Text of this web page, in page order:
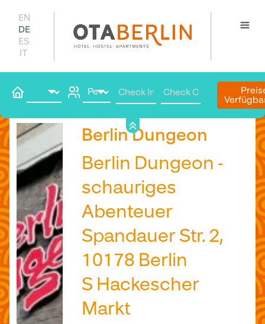
EN
DE
ES
IT
Hier buchen
Berlin Dungeon
Berlin Dungeon -
schauriges
Abenteuer
Spandauer Str. 2,
10178 Berlin
S Hackescher
Markt